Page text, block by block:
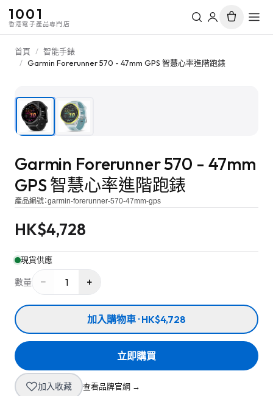
1001
香港電子產品專門店
首頁 / 智能手錶
/ Garmin Forerunner 570 - 47mm GPS 智慧心率進階跑錶
Garmin Forerunner 570 - 47mm
GPS 智慧心率進階跑錶
產品編號：garmin-forerunner-570-47mm-gps
HK$4,728
現貨供應
數量 − 1 +
加入購物車 · HK$4,728
立即購買
加入收藏 查看品牌官網 →